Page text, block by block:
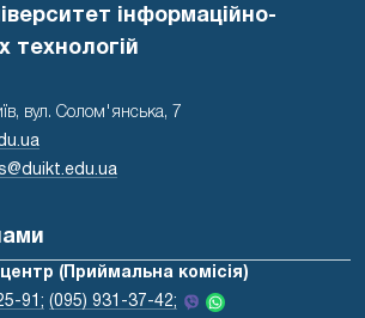
інформаційно-
технологій
вул. Солом'янська, 7
(Приймальна комісія)
91; (095) 931-37-42;